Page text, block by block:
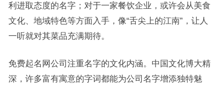
利进取态度的名字；对于一家餐饮企业，或许会从美食
文化、地域特色等方面入手，像“舌尖上的江南”，让人
一听就对其菜品充满期待。
免费起名网公司注重名字的文化内涵。中国文化博大精
深，许多富有寓意的字词都能为公司名字增添独特魅